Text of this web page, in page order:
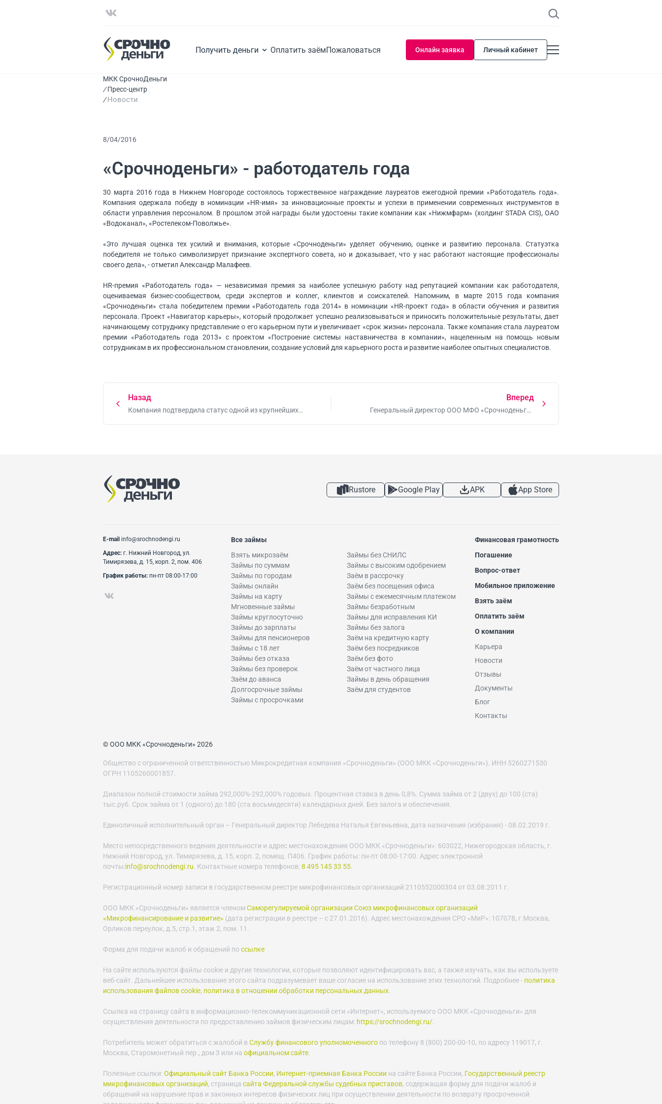
Получить деньги Оплатить заёмПожаловаться Онлайн заявка Личный кабинет
МКК СрочноДеньги
Пресс-центр
Новости
8/04/2016
«Срочноденьги» - работодатель года
30 марта 2016 года в Нижнем Новгороде состоялось торжественное награждение лауреатов ежегодной премии «Работодатель года».
Компания одержала победу в номинации «HR-имя» за инновационные проекты и успехи в применении современных инструментов в
области управления персоналом. В прошлом этой награды были удостоены такие компании как «Нижмфарм» (холдинг STADA CIS), ОАО
«Водоканал», «Ростелеком-Поволжье».
«Это лучшая оценка тех усилий и внимания, которые «Срочноденьги» уделяет обучению, оценке и развитию персонала. Статуэтка
победителя не только символизирует признание экспертного совета, но и доказывает, что у нас работают настоящие профессионалы
своего дела», - отметил Александр Малафеев.
HR-премия «Работодатель года» — независимая премия за наиболее успешную работу над репутацией компании как работодателя,
оцениваемая бизнес-сообществом, среди экспертов и коллег, клиентов и соискателей. Напомним, в марте 2015 года компания
«Срочноденьги» стала победителем премии «Работодатель года 2014» в номинации «HR-проект года» в области обучения и развития
персонала. Проект «Навигатор карьеры», который продолжает успешно реализовываться и приносить положительные результаты, дает
начинающему сотруднику представление о его карьерном пути и увеличивает «срок жизни» персонала. Также компания стала лауреатом
премии «Работодатель года 2013» с проектом «Построение системы наставничества в компании», нацеленным на помощь новым
сотрудникам в их профессиональном становлении, создание условий для карьерного роста и развитие наиболее опытных специалистов.
Назад
Компания подтвердила статус одной из крупнейших
Вперед
Генеральный директор ООО МФО «Срочноденьги»
Rustore Google Play APK App Store
E-mail info@srochnodengi.ru
Адрес: г. Нижний Новгород, ул.
Тимирязева, д. 15, корп. 2, пом. 406
График работы: пн-пт 08:00-17:00
Все займы
Взять микрозаём
Займы по суммам
Займы по городам
Займы онлайн
Займы на карту
Мгновенные займы
Займы круглосуточно
Займы до зарплаты
Займы для пенсионеров
Займы с 18 лет
Займы без отказа
Займы без проверок
Заём до аванса
Долгосрочные займы
Займы с просрочками
Займы без СНИЛС
Займы с высоким одобрением
Заём в рассрочку
Заём без посещения офиса
Займы с ежемесячным платежом
Займы безработным
Займы для исправления КИ
Займы без залога
Заём на кредитную карту
Заём без посредников
Заём без фото
Заём от частного лица
Займы в день обращения
Заём для студентов
Финансовая грамотность
Погашение
Вопрос-ответ
Мобильное приложение
Взять заём
Оплатить заём
О компании
Карьера
Новости
Отзывы
Документы
Блог
Контакты
© ООО МКК «Срочноденьги» 2026
Общество с ограниченной ответственностью Микрокредитная компания «Срочноденьги» (ООО МКК «Срочноденьги»). ИНН 5260271530
ОГРН 1105260001857.
Диапазон полной стоимости займа 292,000%-292,000% годовых. Процентная ставка в день 0,8%. Сумма займа от 2 (двух) до 100 (ста)
тыс.руб. Срок займа от 1 (одного) до 180 (ста восьмидесяти) календарных дней. Без залога и обеспечения.
Единоличный исполнительный орган – Генеральный директор Лебедева Наталья Евгеньевна, дата назначения (избрания) - 08.02.2019 г.
Место непосредственного ведения деятельности и адрес местонахождения ООО МКК «Срочноденьги»: 603022, Нижегородская область, г.
Нижний Новгород, ул. Тимирязева, д. 15, корп. 2, помещ. П406. График работы: пн-пт 08:00-17:00. Адрес электронной
почты:info@srochnodengi.ru . Контактные номера телефонов: 8 495 145 33 55
Регистрационный номер записи в государственном реестре микрофинансовых организаций 2110552000304 от 03.08.2011 г.
ООО МКК «Срочноденьги» является членом Саморегулируемой организации Союз микрофинансовых организаций
«Микрофинансирование и развитие» (дата регистрации в реестре – с 27.01.2016). Адрес местонахождения СРО «МиР»: 107078, г.Москва,
Орликов переулок, д.5, стр.1, этаж 2, пом. 11.
Форма для подачи жалоб и обращений по ссылке
На сайте используются файлы cookie и другие технологии, которые позволяют идентифицировать вас, а также изучать, как вы используете
веб-сайт. Дальнейшее использование этого сайта подразумевает ваше согласие на использование этих технологий. Подробнее - политика
использования файлов cookie, политика в отношении обработки персональных данных
Ссылка на страницу сайта в информационно-телекоммуникационной сети «Интернет», используемого ООО МКК «Срочноденьги» для
осуществления деятельности по предоставлению займов физическим лицам: https://srochnodengi.ru/
Потребитель может обратиться с жалобой в Службу финансового уполномоченного по телефону 8 (800) 200-00-10, по адресу 119017, г.
Москва, Старомонетный пер., дом 3 или на официальном сайте
Полезные ссылки: Официальный сайт Банка России, Интернет-приемная Банка России на сайте Банка России, Государственный реестр
микрофинансовых организаций, страница сайта Федеральной службы судебных приставов, содержащая форму для подачи жалоб и
обращений на нарушение прав и законных интересов физических лиц при осуществлении деятельности по возврату просроченной